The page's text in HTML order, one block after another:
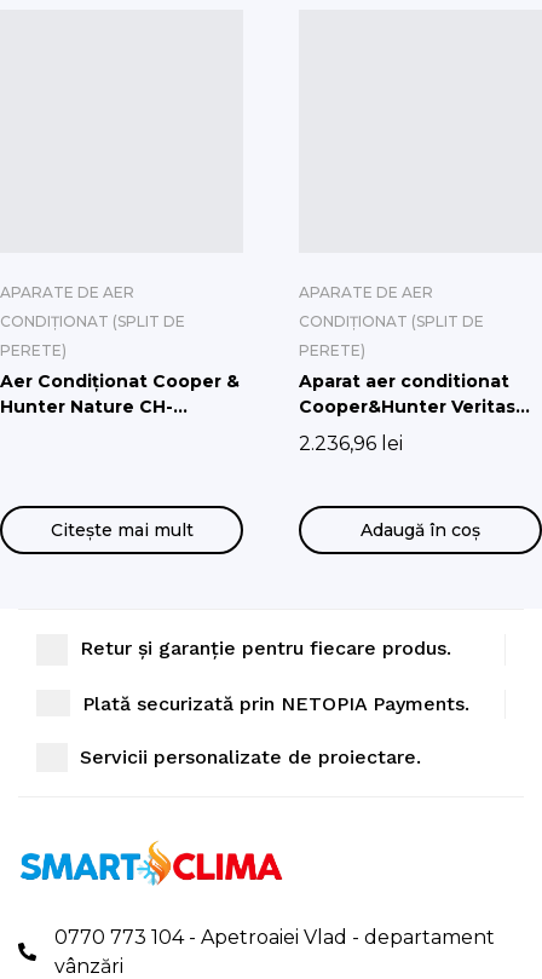
APARATE DE AER
CONDIȚIONAT (SPLIT DE
PERETE)
Aer Condiționat Cooper &
Hunter Nature CH-
Citește mai mult
APARATE DE AER
CONDIȚIONAT (SPLIT DE
PERETE)
Aparat aer conditionat
Cooper&Hunter Veritas
Inverter, 12000 BTU/h,
WiFi inclus
2.236,96 lei
Adaugă în coș
Retur și garanție pentru fiecare produs.
Plată securizată prin NETOPIA Payments.
Servicii personalizate de proiectare.
0770 773 104 - Apetroaiei Vlad - departament
vânzări